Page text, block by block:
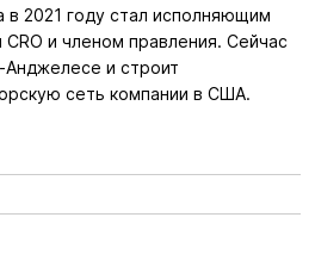
в 2021 году стал исполняющим
CRO и членом правления. Сейчас
и строит
сеть компании в США.